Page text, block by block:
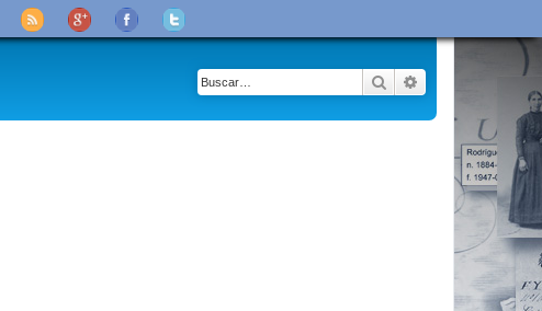
Buscar Búsqueda